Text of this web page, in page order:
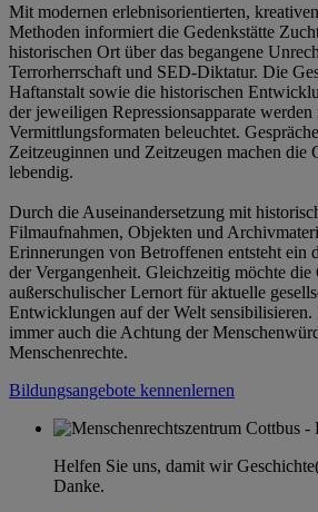
Mit modernen erlebnisorientierten,
Methoden informiert die Gedenkstätte
historischen Ort über das begangene
Terrorherrschaft und SED-Diktatur. Die
Haftanstalt sowie die historischen
der jeweiligen Repressionsapparate
Vermittlungsformaten beleuchtet.
Zeitzeuginnen und Zeitzeugen machen die
lebendig.
Durch die Auseinandersetzung mit
Filmaufnahmen, Objekten und
Erinnerungen von Betroffenen entsteht ein
der Vergangenheit. Gleichzeitig möchte die
außerschulischer Lernort für aktuelle
Entwicklungen auf der Welt
immer auch die Achtung der
Menschenrechte.
Bildungsangebote kennenlernen
Helfen Sie uns, damit wir
Danke.